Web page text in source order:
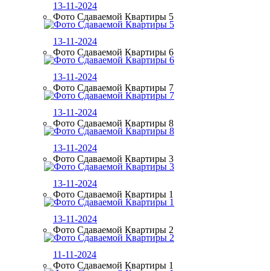
13-11-2024
Фото Сдаваемой Квартиры 5
13-11-2024
Фото Сдаваемой Квартиры 6
13-11-2024
Фото Сдаваемой Квартиры 7
13-11-2024
Фото Сдаваемой Квартиры 8
13-11-2024
Фото Сдаваемой Квартиры 3
13-11-2024
Фото Сдаваемой Квартиры 1
13-11-2024
Фото Сдаваемой Квартиры 2
11-11-2024
Фото Сдаваемой Квартиры 1